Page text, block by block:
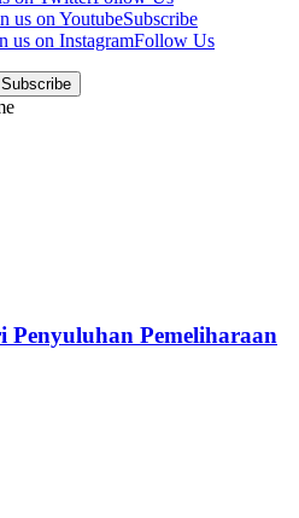
us on YoutubeSubscribe
us on InstagramFollow Us
Subscribe
Penyuluhan Pemeliharaan